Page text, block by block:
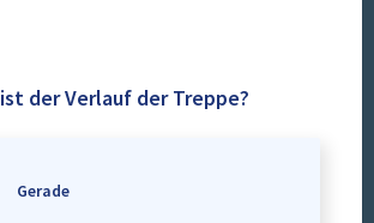
der Verlauf der Treppe?
Gerade